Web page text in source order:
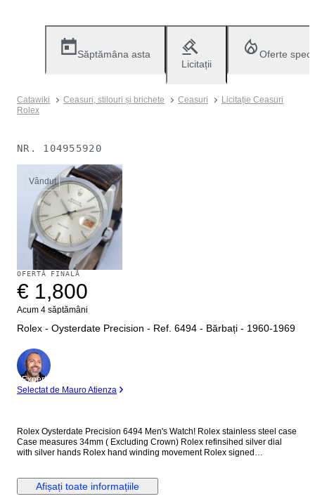
Săptămâna asta
Licitații
Oferte
Catawiki Ceasuri, stilouri și brichete Ceasuri
Licitație Ceasuri
Rolex
NR. 104955920
Vândut
OFERTĂ FINALĂ
€ 1,800
Acum 4 săptămâni
Rolex - Oysterdate Precision - Ref. 6494 - Bărbați - 1960-1969
Expert
Selectat de Mauro Atienza
Rolex Oysterdate Precision 6494 Men's Watch! Rolex stainless steel case
Case measures 34mm ( Excluding Crown) Rolex refinsihed silver dial
with silver hands Rolex hand winding movement Rolex signed
guaranteed to be genuine Rolex. Shipping by Fedex, DHL or EMS
depending on destination We are not responsible for any customs delays
Afișați toate informațiile